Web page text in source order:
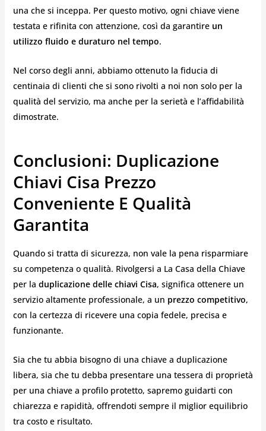
una che si inceppa. Per questo motivo, ogni chiave viene
testata e rifinita con attenzione, così da garantire un
utilizzo fluido e duraturo nel tempo.
Nel corso degli anni, abbiamo ottenuto la fiducia di
centinaia di clienti che si sono rivolti a noi non solo per la
qualità del servizio, ma anche per la serietà e l’affidabilità
dimostrate.
Conclusioni: Duplicazione
Chiavi Cisa Prezzo
Conveniente E Qualità
Garantita
Quando si tratta di sicurezza, non vale la pena risparmiare
su competenza o qualità. Rivolgersi a La Casa della Chiave
per la duplicazione delle chiavi Cisa, significa ottenere un
servizio altamente professionale, a un prezzo competitivo,
con la certezza di ricevere una copia fedele, precisa e
funzionante.
Sia che tu abbia bisogno di una chiave a duplicazione
libera, sia che tu debba presentare una tessera di proprietà
per una chiave a profilo protetto, sapremo guidarti con
chiarezza e rapidità, offrendoti sempre il miglior equilibrio
tra costo e risultato.